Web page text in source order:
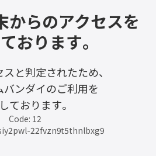
からのアクセスを
おります。
と判定されたため、
バンダイのご利用を
ております。
Code: 12
22fvzn9t5thnlbxg9